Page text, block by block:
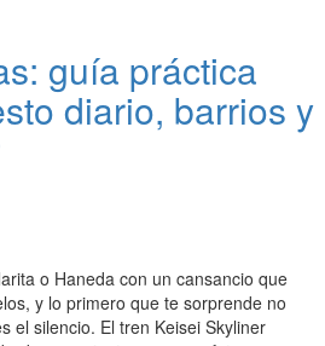
guía práctica
diario, barrios y
o Haneda con un cansancio que
y lo primero que te sorprende no
el silencio. El tren Keisei Skyliner